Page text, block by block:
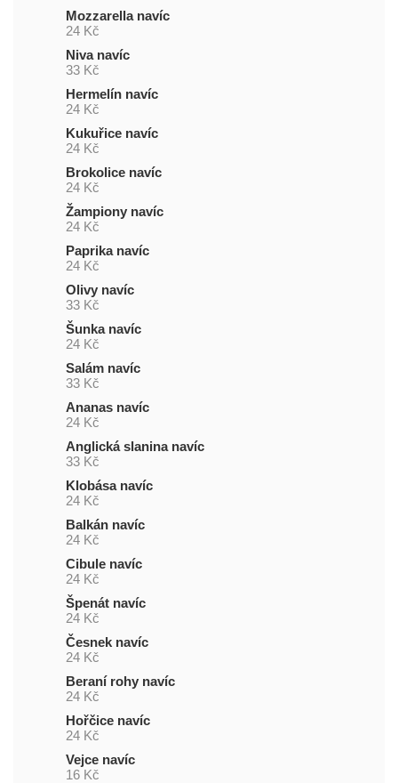
Mozzarella navíc
24 Kč
Niva navíc
33 Kč
Hermelín navíc
24 Kč
Kukuřice navíc
24 Kč
Brokolice navíc
24 Kč
Žampiony navíc
24 Kč
Paprika navíc
24 Kč
Olivy navíc
33 Kč
Šunka navíc
24 Kč
Salám navíc
33 Kč
Ananas navíc
24 Kč
Anglická slanina navíc
33 Kč
Klobása navíc
24 Kč
Balkán navíc
24 Kč
Cibule navíc
24 Kč
Špenát navíc
24 Kč
Česnek navíc
24 Kč
Beraní rohy navíc
24 Kč
Hořčice navíc
24 Kč
Vejce navíc
16 Kč